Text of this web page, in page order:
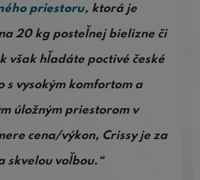
priestoru, ktorá je
20 kg posteľnej bielizne či
však hľadáte poctivé české
s vysokým komfortom a
úložným priestorom v
cena/výkon, Crissy je za
skvelou voľbou.“